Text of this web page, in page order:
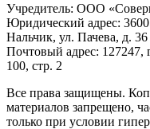
Учредитель: ООО
Юридический адрес:
Нальчик, ул. Пачева, д. 36
Почтовый адрес: 127247,
100, стр. 2
Все права защищены.
материалов запрещено,
только при условии